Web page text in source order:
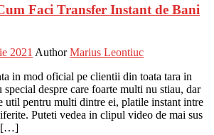
Faci Transfer Instant de Bani
2021 Author Marius Leontiuc
in mod oficial pe clientii din toata tara in
despre care foarte multi nu stiau, dar
util pentru multi dintre ei, platile instant intre
Puteti vedea in clipul video de mai sus
[…]